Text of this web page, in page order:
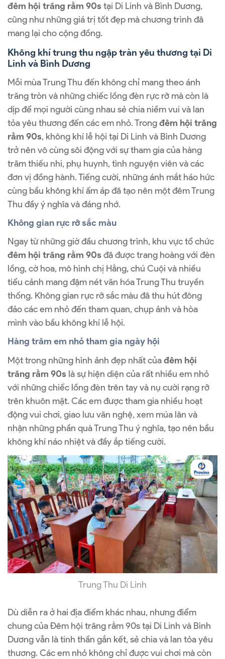
đêm hội trăng rằm 90stại Di Linh và Bình Dương,
cũng như những giá trị tốt đẹp mà chương trình đã
mang lại cho cộng đồng.
Không khí trung thu ngập tràn yêu thương tại Di
Linh và Bình Dương
Mỗi mùa Trung Thu đến không chỉ mang theo ánh
trăng tròn và những chiếc lồng đèn rực rỡ mà còn là
dịp để mọi người cùng nhau sẻ chia niềm vui và lan
tỏa yêu thương đến các em nhỏ. Trongđêm hội trăng
rằm 90s, không khí lễ hội tại Di Linh và Bình Dương
trở nên vô cùng sôi động với sự tham gia của hàng
trăm thiếu nhi, phụ huynh, tình nguyện viên và các
đơn vị đồng hành. Tiếng cười, những ánh mắt háo hức
cùng bầu không khí ấm áp đã tạo nên một đêm Trung
Thu đầy ý nghĩa và đáng nhớ.
Không gian rực rỡ sắc màu
Ngay từ những giờ đầu chương trình, khu vực tổ chức
đêm hội trăng rằm 90sđã được trang hoàng với đèn
lồng, cờ hoa, mô hình chị Hằng, chú Cuội và nhiều
tiểu cảnh mang đậm nét văn hóa Trung Thu truyền
thống. Không gian rực rỡ sắc màu đã thu hút đông
đảo các em nhỏ đến tham quan, chụp ảnh và hòa
mình vào bầu không khí lễ hội.
Hàng trăm em nhỏ tham gia ngày hội
Một trong những hình ảnh đẹp nhất củađêm hội
trăng rằm 90s là sự hiện diện của rất nhiều em nhỏ
với những chiếc lồng đèn trên tay và nụ cười rạng rỡ
trên khuôn mặt. Các em được tham gia nhiều hoạt
động vui chơi, giao lưu văn nghệ, xem múa lân và
nhận những phần quà Trung Thu ý nghĩa, tạo nên bầu
không khí náo nhiệt và đầy ắp tiếng cười.
Trung Thu Di Linh
Dù diễn ra ở hai địa điểm khác nhau, nhưng điểm
chung của Đêm hội trăng rằm 90s tại Di Linh và Bình
Dương vẫn là tinh thần gắn kết, sẻ chia và lan tỏa yêu
thương. Các em nhỏ không chỉ được vui chơi mà còn